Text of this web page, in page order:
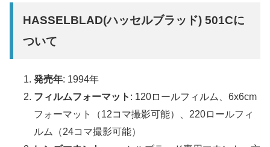
HASSELBLAD(ハッセルブラッド) 501Cに
ついて
発売年: 1994年
フィルムフォーマット : 120ロールフィルム、6x6cm
フォーマット（12コマ撮影可能）、220ロールフィ
ルム（24コマ撮影可能）